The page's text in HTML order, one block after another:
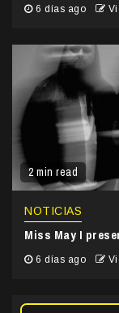
6 días ago
2 min read
NOTICIAS
Miss May I
6 días ago